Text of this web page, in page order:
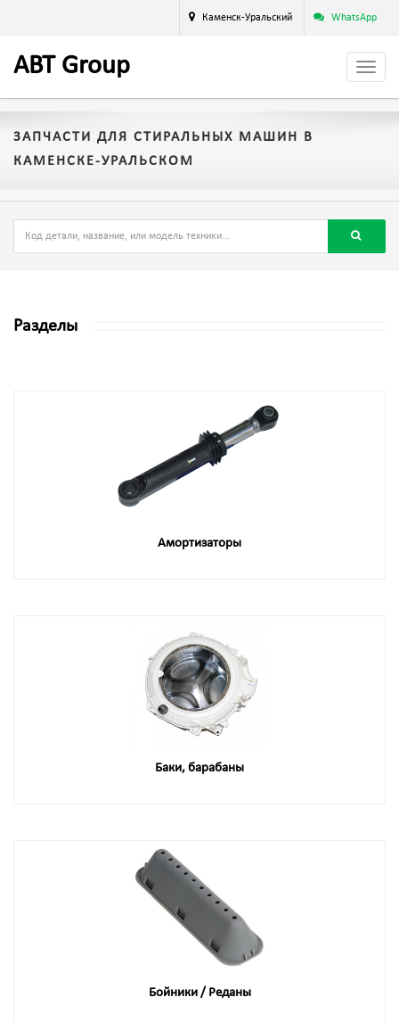
Каменск-Уральский WhatsApp
ABT Group
ЗАПЧАСТИ ДЛЯ СТИРАЛЬНЫХ МАШИН В
КАМЕНСКЕ-УРАЛЬСКОМ
Разделы
Амортизаторы
Баки, барабаны
Бойники / Реданы